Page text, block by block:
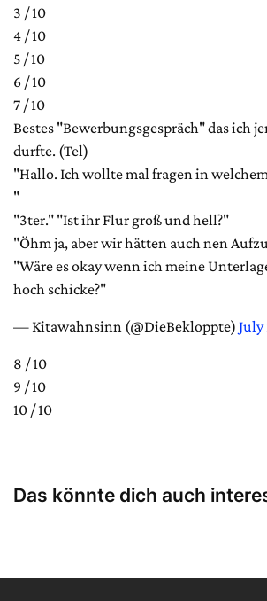
3 / 10
4 / 10
5 / 10
6 / 10
7 / 10
Bestes "Bewerbungsgespräch" das ich
durfte. (Tel)
"Hallo. Ich wollte mal fragen in
"
"3ter." "Ist ihr Flur groß und hell?"
"Öhm ja, aber wir hätten auch nen
"Wäre es okay wenn ich meine
hoch schicke?"
— Kitawahnsinn (@DieBekloppte) July
8 / 10
9 / 10
10 / 10
Das könnte dich auch